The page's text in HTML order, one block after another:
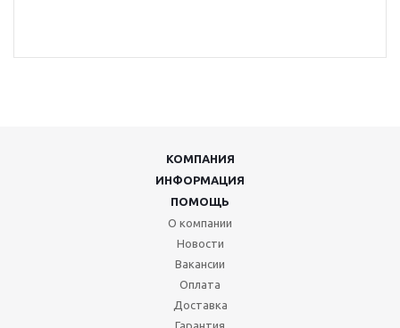
КОМПАНИЯ
ИНФОРМАЦИЯ
ПОМОЩЬ
О компании
Новости
Вакансии
Оплата
Доставка
Гарантия